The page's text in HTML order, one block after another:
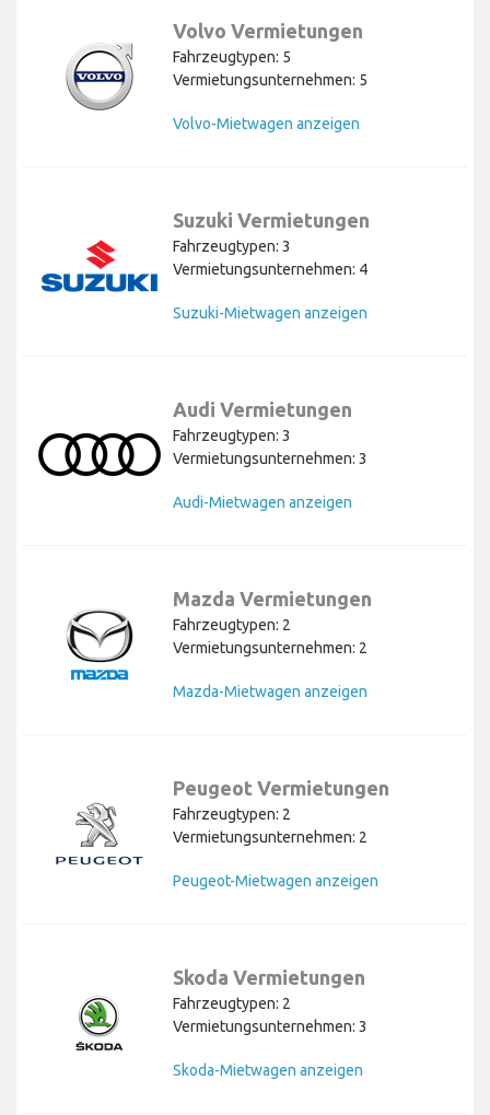
Volvo Vermietungen
Fahrzeugtypen: 5
Vermietungsunternehmen: 5
Volvo-Mietwagen anzeigen
Suzuki Vermietungen
Fahrzeugtypen: 3
Vermietungsunternehmen: 4
Suzuki-Mietwagen anzeigen
Audi Vermietungen
Fahrzeugtypen: 3
Vermietungsunternehmen: 3
Audi-Mietwagen anzeigen
Mazda Vermietungen
Fahrzeugtypen: 2
Vermietungsunternehmen: 2
Mazda-Mietwagen anzeigen
Peugeot Vermietungen
Fahrzeugtypen: 2
Vermietungsunternehmen: 2
Peugeot-Mietwagen anzeigen
Skoda Vermietungen
Fahrzeugtypen: 2
Vermietungsunternehmen: 3
Skoda-Mietwagen anzeigen